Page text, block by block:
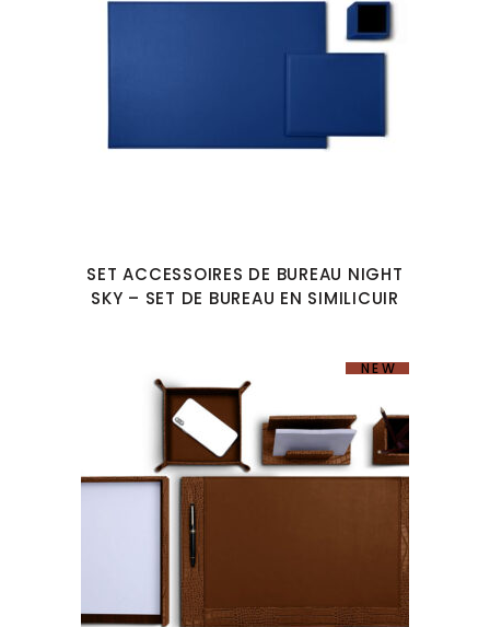
SET ACCESSOIRES DE BUREAU NIGHT
SKY – SET DE BUREAU EN SIMILICUIR
NEW